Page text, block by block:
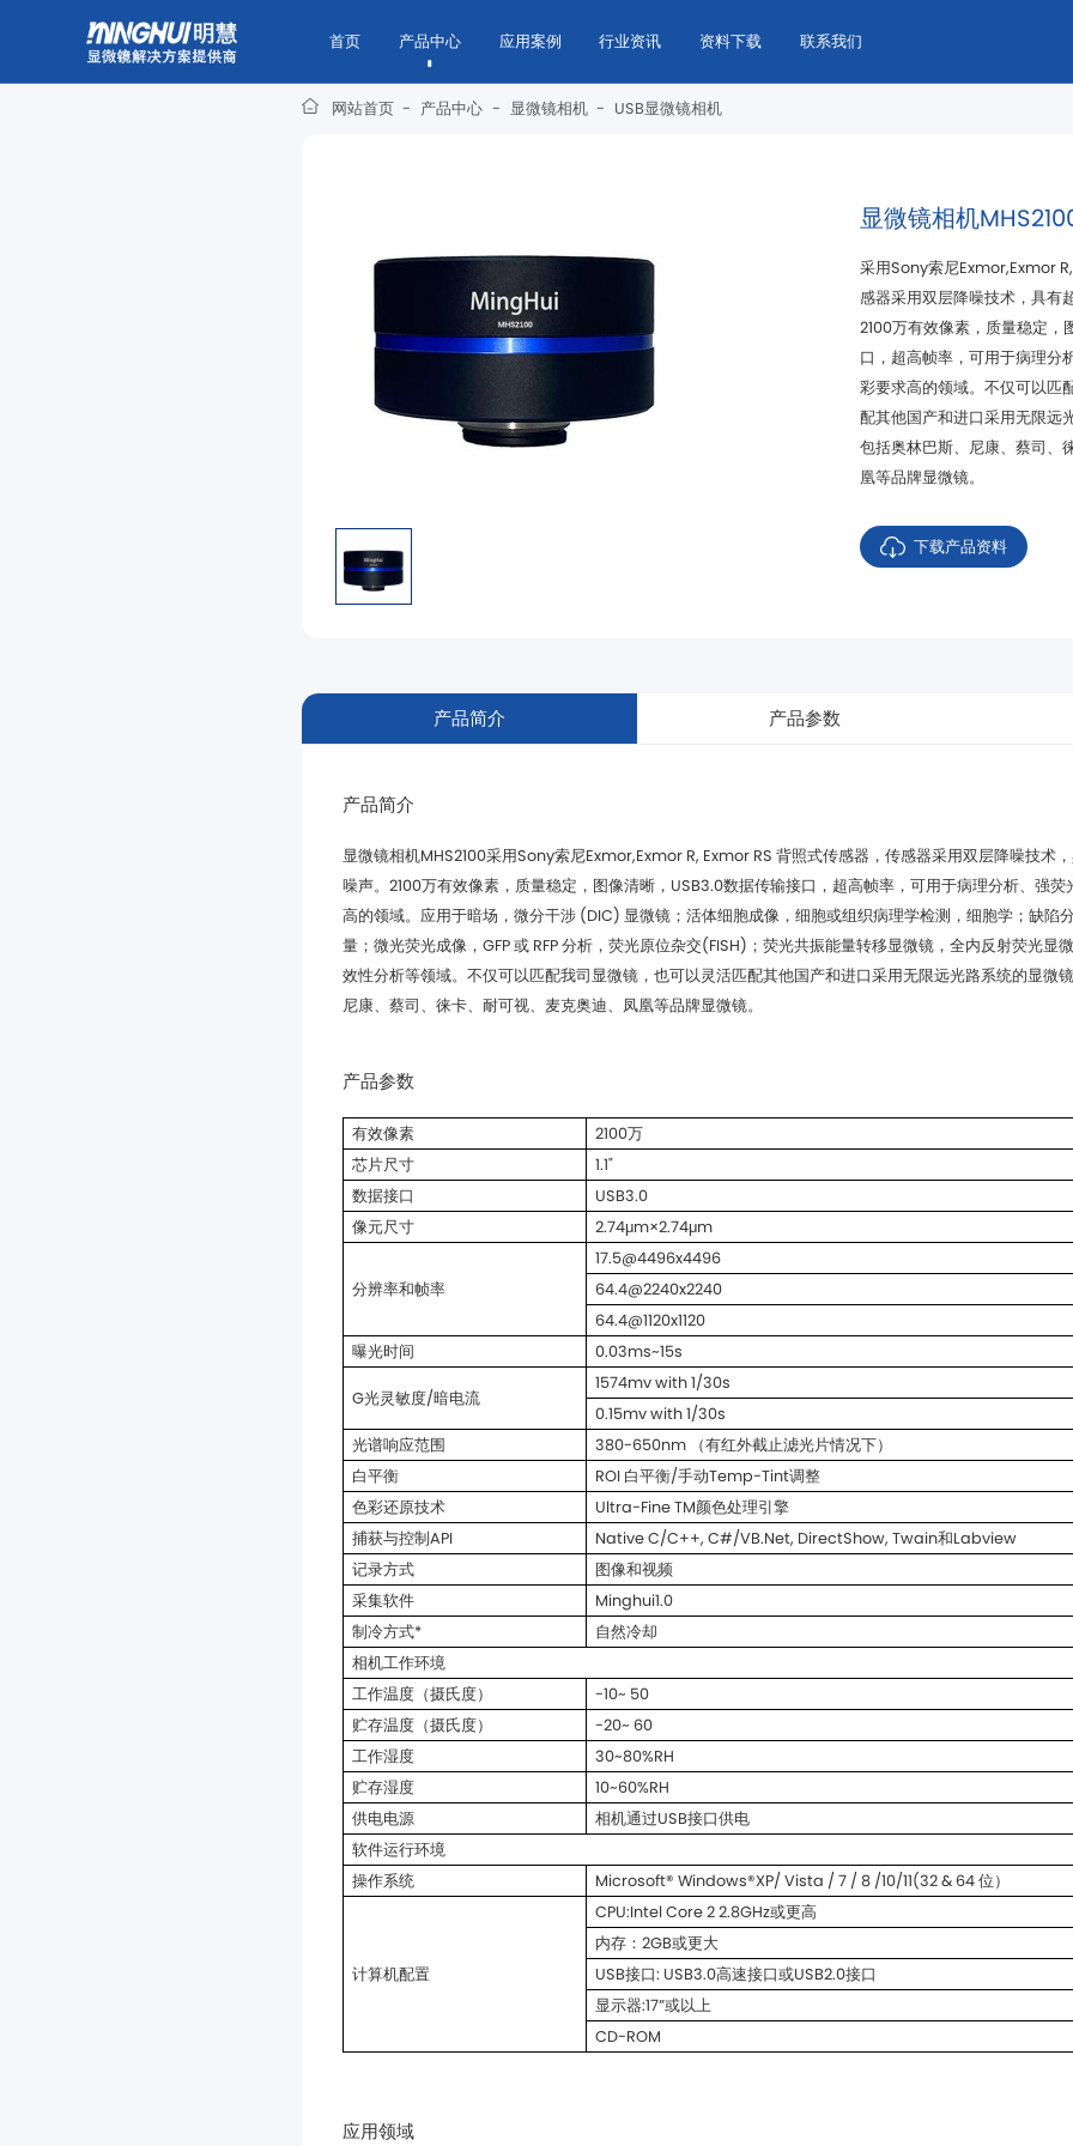
首页 产品中心 应用案例 行业资讯 资料下载 联系我们
网站首页 - 产品中心 - 显微镜相机 - USB显微镜相机
显微镜相机
凰等品牌显微镜。
下载产品资料
产品简介 产品参数
产品简介
尼康、蔡司、徕卡、耐可视、麦克奥迪、凤凰等品牌显微镜。
产品参数
有效像素
2100万
芯片尺寸
1.1"
数据接口
USB3.0
像元尺寸
2.74μm×2.74μm
分辨率和帧率
17.5@4496x4496
64.4@2240x2240
64.4@1120x1120
曝光时间
0.03ms~15s
G光灵敏度/暗电流
1574mv with 1/30s
0.15mv with 1/30s
光谱响应范围
380-650nm （有红外截止滤光片情况下）
白平衡
ROI 白平衡/手动Temp-Tint调整
色彩还原技术
Ultra-Fine TM颜色处理引擎
捕获与控制API
Native C/C++, C#/VB.Net, DirectShow, Twain和Labview
记录方式
图像和视频
采集软件
Minghui1.0
制冷方式*
自然冷却
相机工作环境
工作温度（摄氏度）
-10~ 50
贮存温度（摄氏度）
-20~ 60
工作湿度
30~80%RH
贮存湿度
10~60%RH
供电电源
相机通过USB接口供电
软件运行环境
操作系统
Microsoft® Windows®XP/ Vista / 7 / 8 /10/11(32 & 64 位）
计算机配置
CPU:Intel Core 2 2.8GHz或更高
内存：2GB或更大
USB接口: USB3.0高速接口或USB2.0接口
显示器:17”或以上
CD-ROM
应用领域